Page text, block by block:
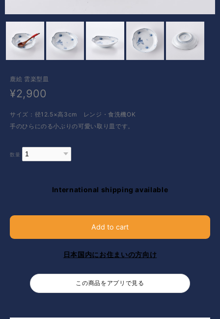
鹿絵 雲楽型皿
¥2,900
サイズ：径12.5×高3cm レンジ・食洗機OK
手のひらにのる小ぶりの可愛い取り皿です。
数量
International shipping available
Add to cart
日本国内にお住まいの方向け
この商品をアプリで見る